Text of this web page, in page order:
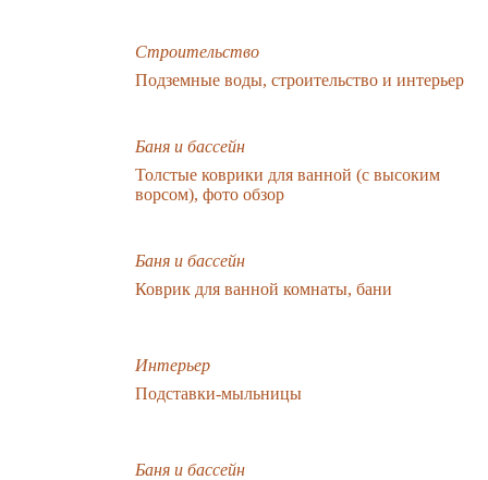
Строительство
Подземные воды, строительство и интерьер
Баня и бассейн
Толстые коврики для ванной (с высоким
ворсом), фото обзор
Баня и бассейн
Коврик для ванной комнаты, бани
Интерьер
Подставки-мыльницы
Баня и бассейн